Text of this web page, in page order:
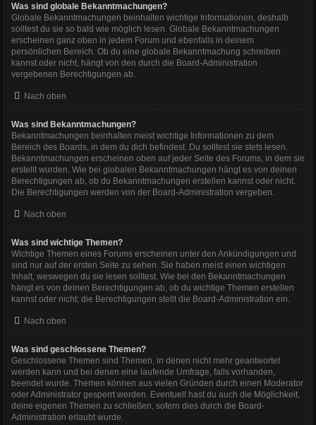
Was sind globale Bekanntmachungen?
Globale Bekanntmachungen beinhalten wichtige Informationen, deshalb
solltest du sie so bald wie möglich lesen. Globale Bekanntmachungen
erscheinen ganz oben in jedem Forum und ebenfalls in deinem
persönlichen Bereich. Ob du eine globale Bekanntmachung schreiben
kannst oder nicht, hängt von den durch die Board-Administration
vergebenen Berechtigungen ab.
Nach oben
Was sind Bekanntmachungen?
Bekanntmachungen beinhalten meist wichtige Informationen zu dem
Bereich des Boards, in dem du dich befindest. Du solltest sie stets lesen.
Bekanntmachungen erscheinen oben auf jeder Seite des Forums, in dem sie
erstellt wurden. Wie bei globalen Bekanntmachungen hängt es von deinen
Berechtigungen ab, ob du Bekanntmachungen erstellen kannst oder nicht.
Die Berechtigungen werden von der Board-Administration vergeben.
Nach oben
Was sind wichtige Themen?
Wichtige Themen eines Forums erscheinen unter den Ankündigungen und
sind nur auf der ersten Seite zu sehen. Sie haben meist einen wichtigen
Inhalt, weswegen du sie lesen solltest. Wie bei den Bekanntmachungen
hängt es von deinen Berechtigungen ab, ob du wichtige Themen erstellen
kannst oder nicht; die Berechtigungen stellt die Board-Administration ein.
Nach oben
Was sind geschlossene Themen?
Geschlossene Themen sind Themen, in denen nicht mehr geantwortet
werden kann und bei denen eine laufende Umfrage, falls vorhanden,
beendet wurde. Themen können aus vielen Gründen durch einen Moderator
oder Administrator gesperrt werden. Eventuell hast du auch die Möglichkeit,
deine eigenen Themen zu schließen, sofern dies durch die Board-
Administration erlaubt wurde.